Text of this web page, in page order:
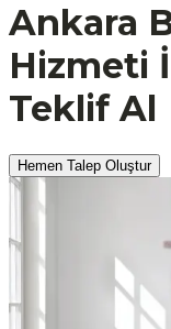
Ankara
Hizmeti
Teklif Al
Hemen Talep Oluştur